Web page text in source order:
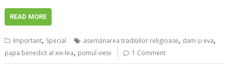
READ MORE
Important, Special asemănarea tradițiilor religioase, dam și eva,
papa benedict al xvi-lea, pomul vieții 1 Comment